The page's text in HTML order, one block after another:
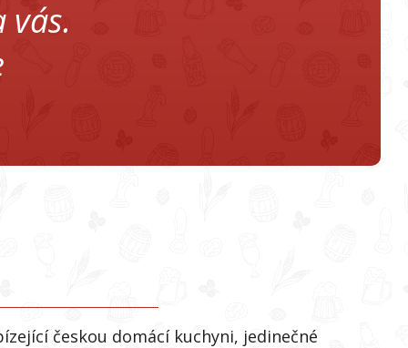
vás.
českou domácí kuchyni, jedinečné